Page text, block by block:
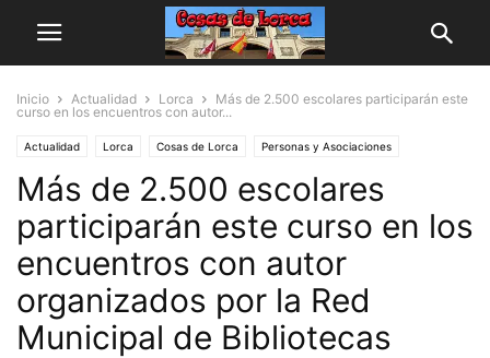
Inicio Actualidad Lorca
Más de 2.500 escolares participarán este
curso en los encuentros con autor...
Actualidad Lorca Cosas de Lorca Personas y Asociaciones
Más de 2.500 escolares
participarán este curso en los
encuentros con autor
organizados por la Red
Municipal de Bibliotecas